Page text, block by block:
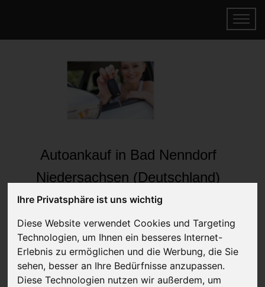
Ihre Privatsphäre ist uns wichtig
Diese Website verwendet Cookies und Targeting
Technologien, um Ihnen ein besseres Internet-
Erlebnis zu ermöglichen und die Werbung, die Sie
sehen, besser an Ihre Bedürfnisse anzupassen.
Diese Technologien nutzen wir außerdem, um
Autoankauf in Bad Nenndorf
Niedersachsen (Deutschland)
Online Auto verkaufen & gratis abholen
Auf Wunsch sofort Geld für Ihr Auto erhalten